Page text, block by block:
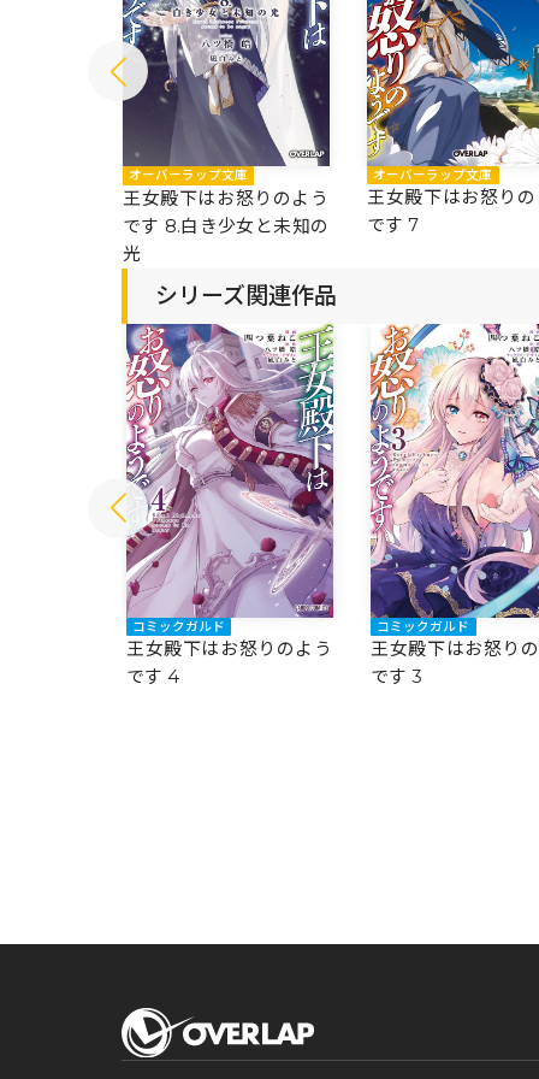
オーバーラップ文庫
王女殿下はお怒りのよう
です 8.白き少女と未知の
光
オーバーラップ文庫
王女殿下はお怒り
です 7
シリーズ関連作品
コミックガルド
王女殿下はお怒りのよう
です 4
コミックガルド
王女殿下はお怒り
です 3